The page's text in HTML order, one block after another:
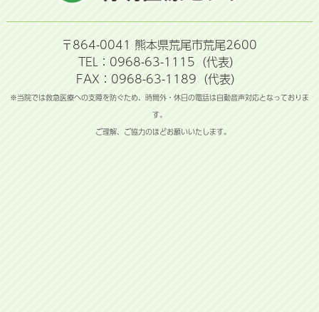
〒864-0041 熊本県荒尾市荒尾2600
TEL：0968-63-1115（代表）
FAX：0968-63-1189（代表）
※当院では救急医療への支障を防ぐため、時間外・休日の電話は自動音声対応となっておりま
す。
ご理解、ご協力のほどお願いいたします。